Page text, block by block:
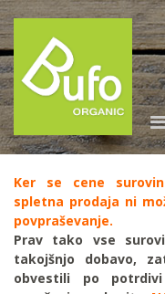
Ker se cene
spletna prodaja ni
povpraševanje.
Prav tako vse
takojšnjo dobavo,
obvestili po